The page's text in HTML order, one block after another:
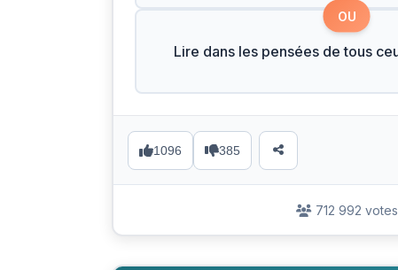
OU
Lire dans les pensées de tous
1096 385
712 992 votes